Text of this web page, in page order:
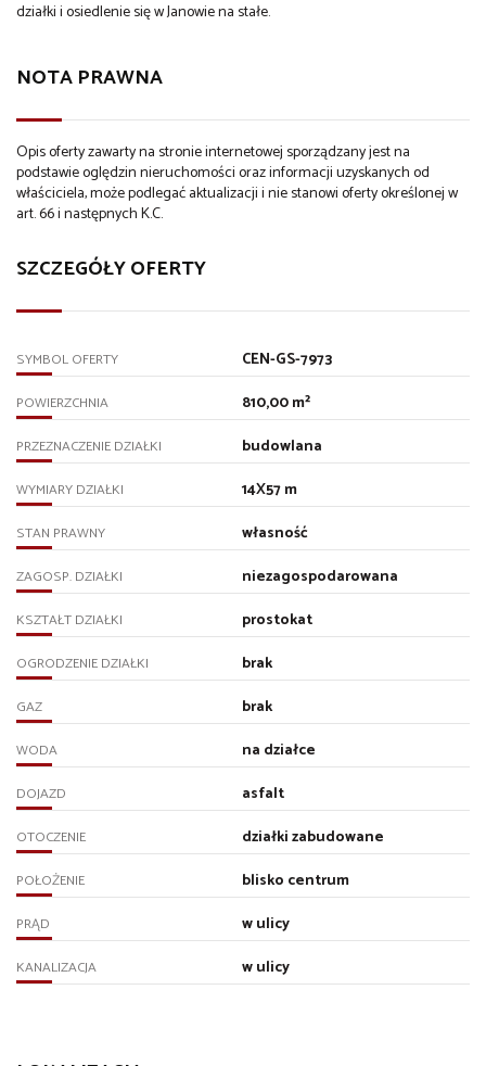
działki i osiedlenie się w Janowie na stałe.
NOTA PRAWNA
Opis oferty zawarty na stronie internetowej sporządzany jest na
podstawie oględzin nieruchomości oraz informacji uzyskanych od
właściciela, może podlegać aktualizacji i nie stanowi oferty określonej w
art. 66 i następnych K.C.
SZCZEGÓŁY OFERTY
SYMBOL OFERTY CEN-GS-7973
POWIERZCHNIA 810,00 m²
PRZEZNACZENIE DZIAŁKI budowlana
WYMIARY DZIAŁKI 14X57 m
STAN PRAWNY własność
ZAGOSP. DZIAŁKI niezagospodarowana
KSZTAŁT DZIAŁKI prostokat
OGRODZENIE DZIAŁKI brak
GAZ brak
WODA na działce
DOJAZD asfalt
OTOCZENIE działki zabudowane
POŁOŻENIE blisko centrum
PRĄD w ulicy
KANALIZACJA w ulicy